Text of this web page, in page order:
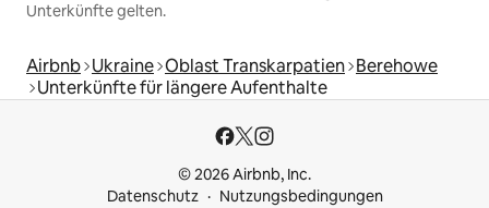
Unterkünfte gelten.
Airbnb Ukraine Oblast Transkarpatien Berehowe
Unterkünfte für längere Aufenthalte
© 2026 Airbnb, Inc.
Datenschutz
Nutzungsbedingungen